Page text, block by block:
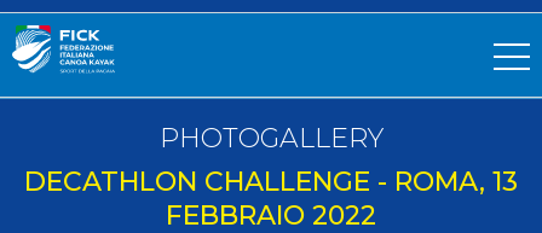
PHOTOGALLERY
DECATHLON CHALLENGE - ROMA, 13
FEBBRAIO 2022